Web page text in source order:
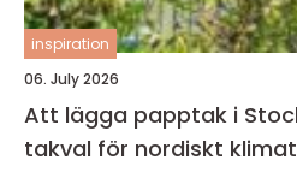
inspiration
06. July 2026
Att lägga papptak i
takval för nordiskt klimat